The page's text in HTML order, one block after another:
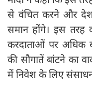
से वंचित करने और
समान होंगे। इस तरह
करदाताओं पर अधिक
की सौगातें बांटने का
में निवेश के लिए